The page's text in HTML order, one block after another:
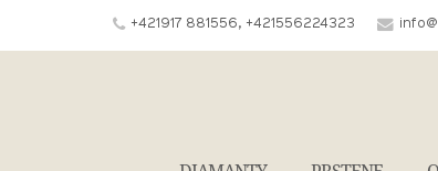
+421917 881556, +421556224323